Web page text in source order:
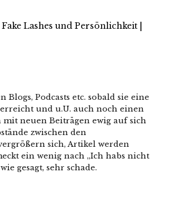
Fake Lashes und Persönlichkeit |
Blogs, Podcasts etc. sobald sie eine
und u.U. auch noch einen
mit neuen Beiträgen ewig auf sich
zwischen den
sich, Artikel werden
ein wenig nach „Ich habs nicht
gesagt, sehr schade.